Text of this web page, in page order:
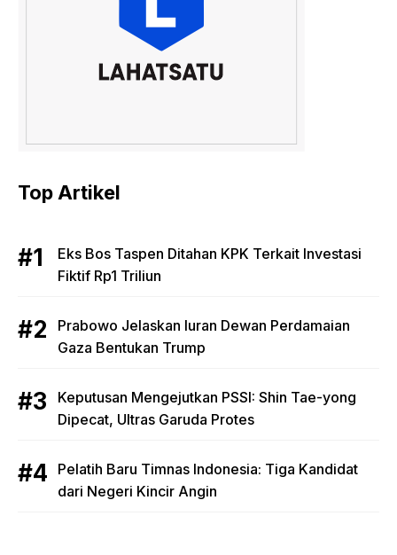
Top Artikel
Eks Bos Taspen Ditahan KPK Terkait Investasi
Fiktif Rp1 Triliun
Prabowo Jelaskan Iuran Dewan Perdamaian
Gaza Bentukan Trump
Keputusan Mengejutkan PSSI: Shin Tae-yong
Dipecat, Ultras Garuda Protes
Pelatih Baru Timnas Indonesia: Tiga Kandidat
dari Negeri Kincir Angin